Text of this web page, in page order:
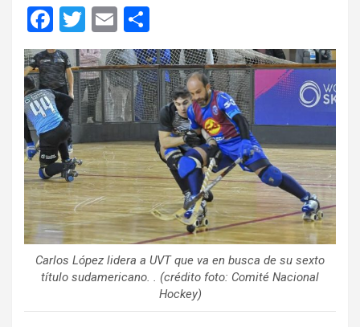
F
a
ce
b
o
o
k
T
wi
tt
er
E
m
ail
o
m
p
ar
tir
Carlos López lidera a UVT que va en busca de su sexto
título sudamericano. . (crédito foto: Comité Nacional
Hockey)